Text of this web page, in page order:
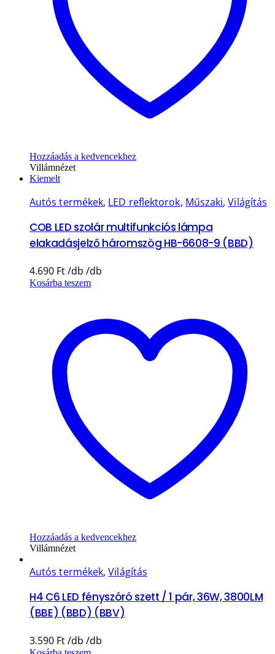
Hozzáadás a kedvencekhez
Villámnézet
Kiemelt
Autós termékek, LED reflektorok, Műszaki,Világítás
COB LED szolár multifunkciós lámpa
elakadásjelző háromszög HB-6608-9 (BBD)
4.690 Ft
Kosárba teszem
Hozzáadás a kedvencekhez
Villámnézet
Autós termékek,Világítás
H4 C6 LED fényszóró szett / 1 pár, 36W, 3800LM
(BBE) (BBD) (BBV)
3.590 Ft